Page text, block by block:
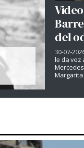
del
30-07-
le da voz
Margarita